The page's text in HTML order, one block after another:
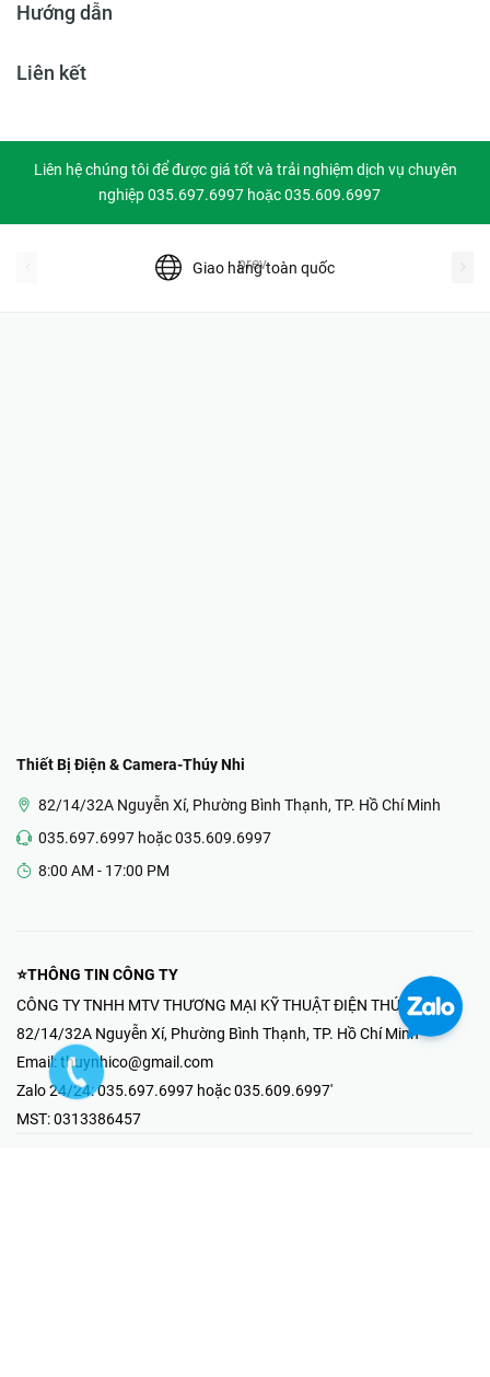
Hướng dẫn
Liên kết
Liên hệ chúng tôi để được giá tốt và trải nghiệm dịch vụ chuyên
nghiệp 035.697.6997 hoặc 035.609.6997
Giao hàng toàn quốc
prev
Thiết Bị Điện & Camera-Thúy Nhi
82/14/32A Nguyễn Xí, Phường Bình Thạnh, TP. Hồ Chí Minh
035.697.6997 hoặc 035.609.6997
8:00 AM - 17:00 PM
⭐THÔNG TIN CÔNG TY
CÔNG TY TNHH MTV THƯƠNG MẠI KỸ THUẬT ĐIỆN THÚY NHI
82/14/32A Nguyễn Xí, Phường Bình Thạnh, TP. Hồ Chí Minh
Email: thuynhico@gmail.com
Zalo 24/24:035.697.6997 hoặc 035.609.6997'
MST:0313386457